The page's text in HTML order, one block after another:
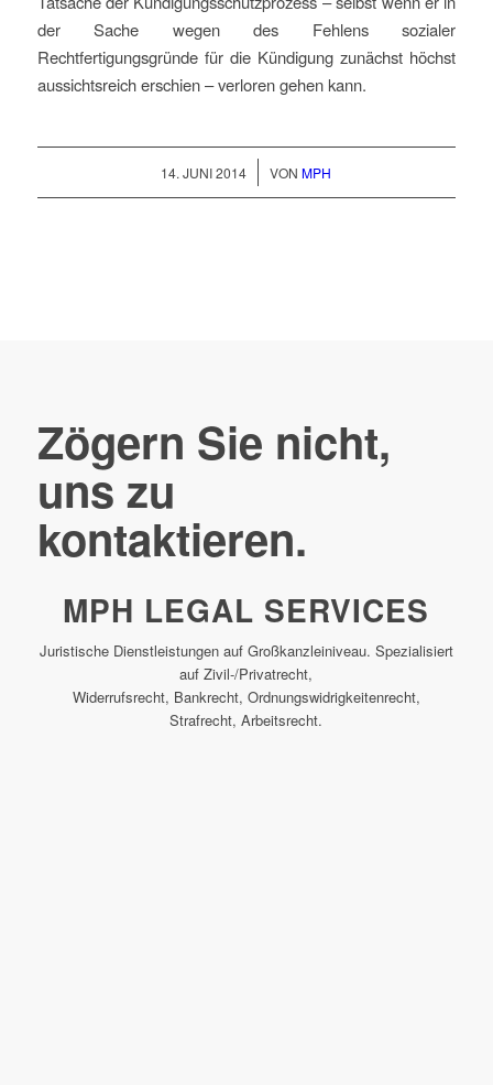
der Sache wegen des Fehlens sozialer
Rechtfertigungsgründe für die Kündigung zunächst höchst
aussichtsreich erschien – verloren gehen kann.
14. JUNI 2014
/ VON MPH
Zögern Sie nicht,
uns zu
kontaktieren.
MPH LEGAL SERVICES
Juristische Dienstleistungen auf Großkanzleiniveau. Spezialisiert
auf Zivil-/Privatrecht,
Widerrufsrecht, Bankrecht, Ordnungswidrigkeitenrecht,
Strafrecht, Arbeitsrecht.